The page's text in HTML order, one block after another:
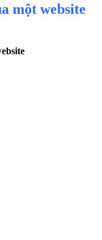
một website